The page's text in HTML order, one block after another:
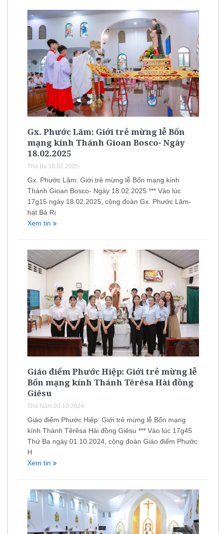
Gx. Phước Lâm: Giới trẻ mừng lễ Bổn
mạng kính Thánh Gioan Bosco- Ngày
18.02.2025
Thứ Ba 18.02.2025
Gx. Phước Lâm: Giới trẻ mừng lễ Bổn mạng kính
Thánh Gioan Bosco- Ngày 18.02.2025 *** Vào lúc
17g15 ngày 18.02.2025, cộng đoàn Gx. Phước Lâm-
hạt Bà Rị
Xem tin
Giáo điểm Phước Hiệp: Giới trẻ mừng lễ
Bổn mạng kính Thánh Têrêsa Hài đồng
Giêsu
Thứ Năm 03.10.2024
Giáo điểm Phước Hiệp: Giới trẻ mừng lễ Bổn mạng
kính Thánh Têrêsa Hài đồng Giêsu *** Vào lúc 17g45
Thứ Ba ngày 01.10.2024, cộng đoàn Giáo điểm Phước
H
Xem tin